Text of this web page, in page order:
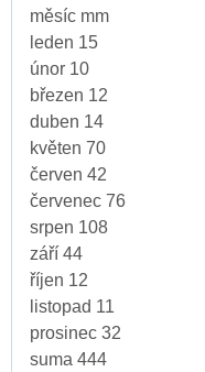
měsíc mm
leden 15
únor 10
březen 12
duben 14
květen 70
červen 42
červenec 76
srpen 108
září 44
říjen 12
listopad 11
prosinec 32
suma 444